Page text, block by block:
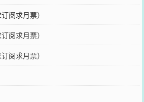
阅求月票）
阅求月票）
阅求月票）